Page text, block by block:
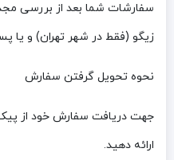
سفارشات شما بعد از بررسی
زیگو (فقط در شهر تهران) و یا
نحوه تحویل گرفتن سفارش
جهت دریافت سفارش خود از
ارائه دهید.